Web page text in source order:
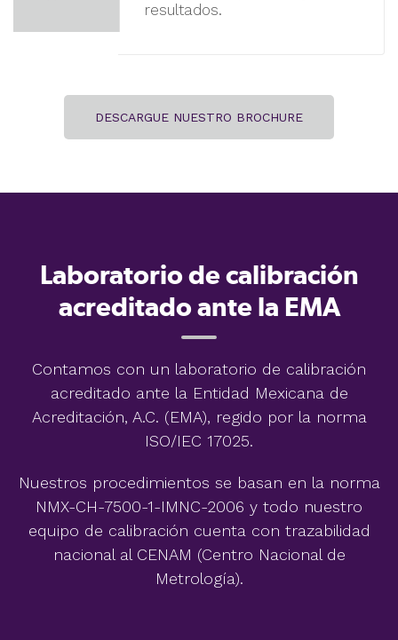
resultados.
DESCARGUE NUESTRO BROCHURE
Laboratorio de calibración
acreditado ante la EMA
Contamos con un laboratorio de calibración
acreditado ante la Entidad Mexicana de
Acreditación, A.C. (EMA), regido por la norma
ISO/IEC 17025.
Nuestros procedimientos se basan en la norma
NMX-CH-7500-1-IMNC-2006 y todo nuestro
equipo de calibración cuenta con trazabilidad
nacional al CENAM (Centro Nacional de
Metrología).